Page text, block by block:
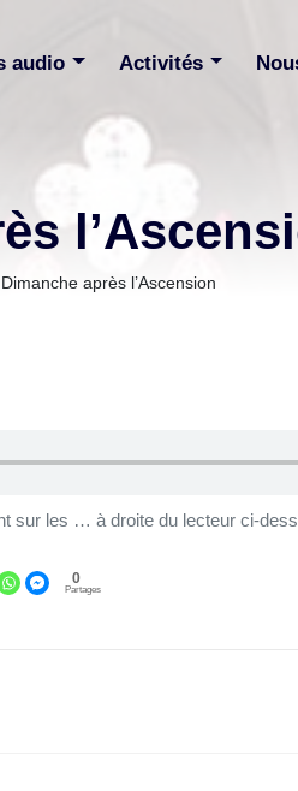
audio Activités
Dimanche après l’Ascension
sur les … à droite du lecteur ci-
0
Partages